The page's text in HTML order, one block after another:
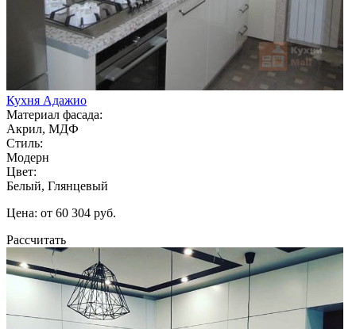
Кухня Адажио
Материал фасада:
Акрил, МДФ
Стиль:
Модерн
Цвет:
Белый, Глянцевый
Цена: от 60 304 руб.
Рассчитать